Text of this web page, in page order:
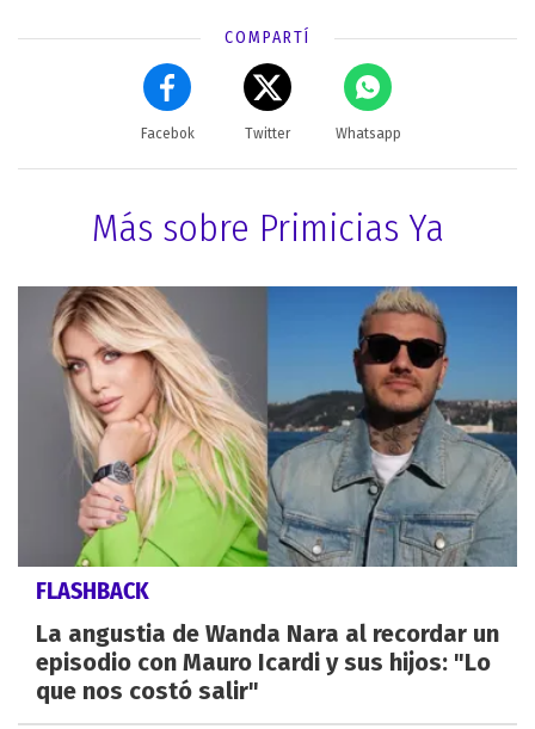
COMPARTÍ
Facebok Twitter Whatsapp
Más sobre Primicias Ya
FLASHBACK
La angustia de Wanda Nara al recordar un
episodio con Mauro Icardi y sus hijos: "Lo
que nos costó salir"